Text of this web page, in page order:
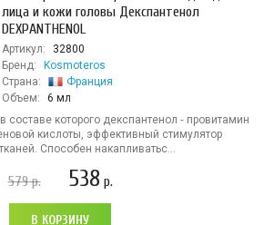
лица и кожи головы Декспантенол
DEXPANTHENOL
Артикул:
32800
Бренд:
Kosmoteros
Страна:
Франция
Объем:
6 мл
составе которого декспантенол ‐ провитамин
кислоты, эффективный стимулятор
Способен накапливатьс...
579р. 538 р.
В КОРЗИНУ